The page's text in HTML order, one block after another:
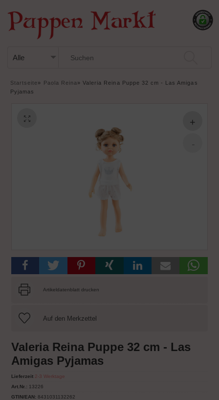
Startseite » Paola Reina»Valeria Reina Puppe 32 cm - Las Amigas
Pyjamas
Artikeldatenblatt drucken
Valeria Reina Puppe 32 cm - Las
Amigas Pyjamas
Lieferzeit 2-3 Werktage
Art.Nr.: 13226
GTIN/EAN: 8431031132262